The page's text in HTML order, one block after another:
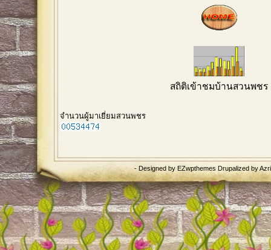
สถิติเข้าชมบ้านสวนพชร
จำนวนผู้มาเยี่ยมสวนพชร
- Designed byEZwpthemesDrupalized by